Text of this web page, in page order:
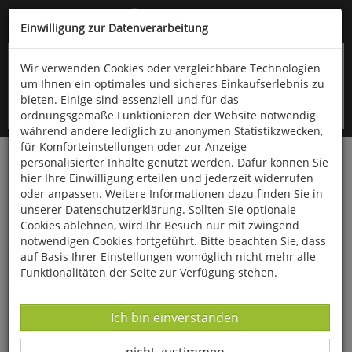
Kompletten Head der Seite überspringen
oder (06766) 9323-960
Startseite Bücher Downloads
Zeitschriften
Fossilien
Die Buntsandstein-Gruppe
Einwilligung zur Datenverarbeitung
Wir verwenden Cookies oder vergleichbare Technologien
um Ihnen ein optimales und sicheres Einkaufserlebnis zu
bieten. Einige sind essenziell und für das
ordnungsgemäße Funktionieren der Website notwendig
während andere lediglich zu anonymen Statistikzwecken,
für Komforteinstellungen oder zur Anzeige
personalisierter Inhalte genutzt werden. Dafür können Sie
hier Ihre Einwilligung erteilen und jederzeit widerrufen
oder anpassen. Weitere Informationen dazu finden Sie in
unserer Datenschutzerklärung. Sollten Sie optionale
Cookies ablehnen, wird Ihr Besuch nur mit zwingend
notwendigen Cookies fortgeführt. Bitte beachten Sie, dass
auf Basis Ihrer Einstellungen womöglich nicht mehr alle
Funktionalitäten der Seite zur Verfügung stehen.
Datenverarbeitung -
Ich bin einverstanden